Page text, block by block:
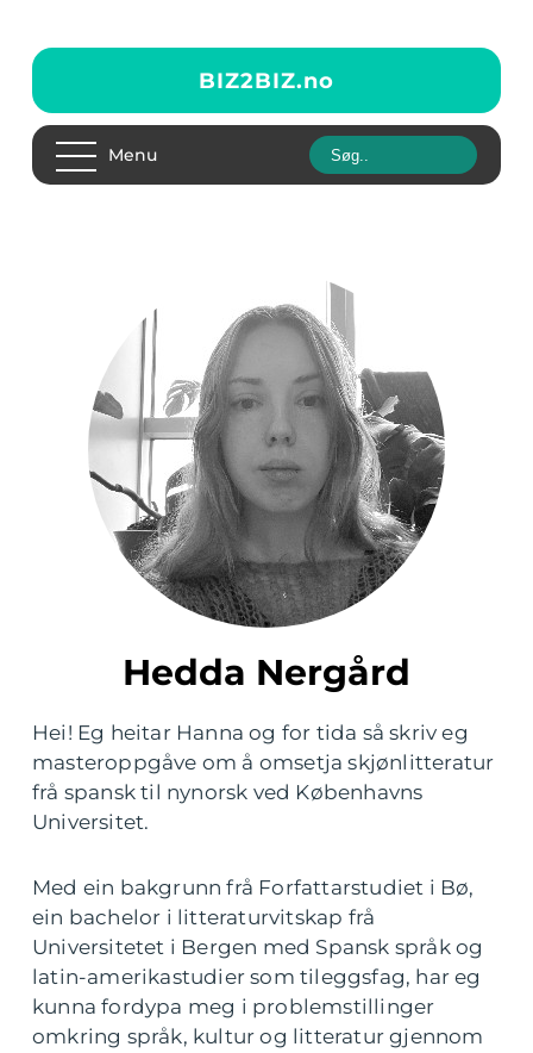
BIZ2BIZ.no
Menu
Hedda Nergård
Hei! Eg heitar Hanna og for tida så skriv eg
masteroppgåve om å omsetja skjønlitteratur
frå spansk til nynorsk ved Københavns
Universitet.
Med ein bakgrunn frå Forfattarstudiet i Bø,
ein bachelor i litteraturvitskap frå
Universitetet i Bergen med Spansk språk og
latin-amerikastudier som tileggsfag, har eg
kunna fordypa meg i problemstillinger
omkring språk, kultur og litteratur gjennom